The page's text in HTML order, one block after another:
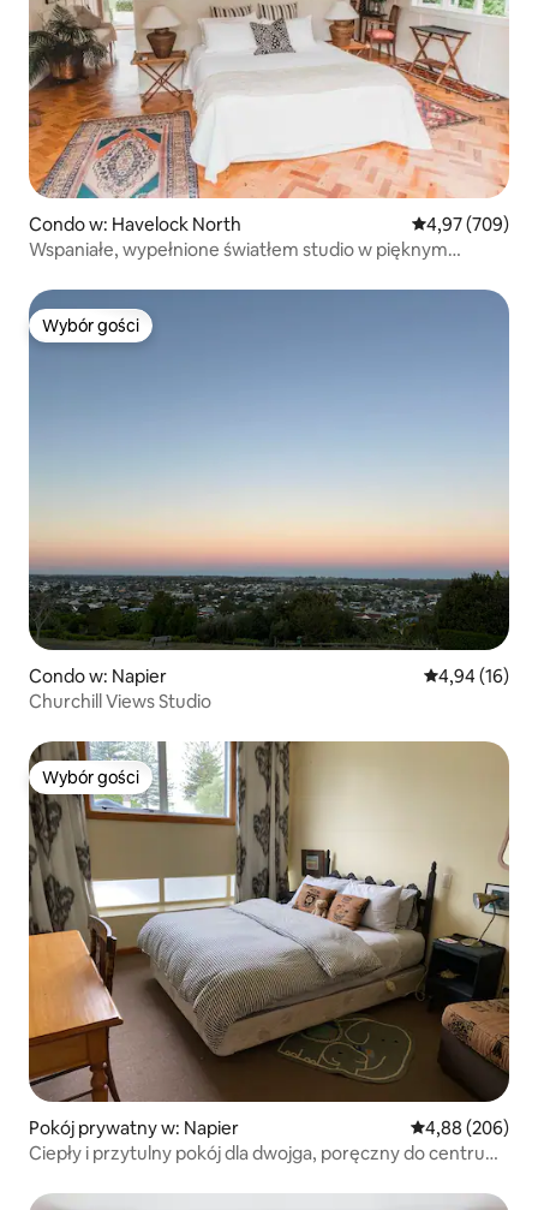
Condo w: Havelock North Średnia
4,97 (709)
Wspaniałe, wypełnione światłem studio w pięknym
Wybór gości
Wybór gości
Condo w: Napier Średnia
4,94 (16)
Churchill Views Studio
Wybór gości
Wybór gości
Pokój prywatny w: Napier Średnia
4,88 (206)
Ciepły i przytulny pokój dla dwojga, poręczny do centrum